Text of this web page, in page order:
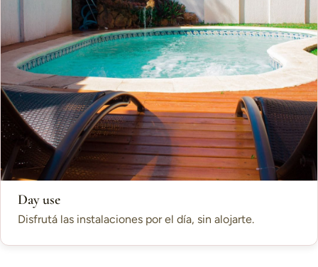
Day use
Disfrutá las instalaciones por el día, sin alojarte.